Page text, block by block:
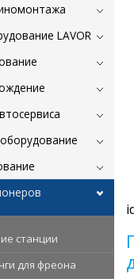
LAVOR
станции
для фреона